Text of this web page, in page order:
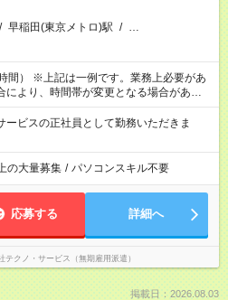
/ 早稲田(東京メトロ)駅 / …
間） ※上記は一例です。業務上必要があ
により、時間帯が変更となる場合があり
ービスの正社員として勤務いただきま
の大量募集 / パソコンスキル不要
応募する 詳細へ
テクノ・サービス（無期雇用派遣）
掲載日：2026.08.03